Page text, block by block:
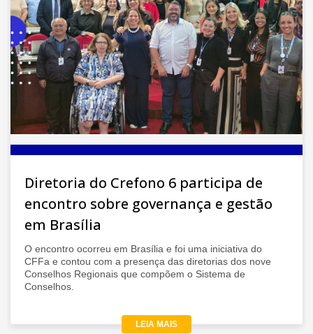
Diretoria do Crefono 6 participa de
encontro sobre governança e gestão
em Brasília
O encontro ocorreu em Brasília e foi uma iniciativa do
CFFa e contou com a presença das diretorias dos nove
Conselhos Regionais que compõem o Sistema de
Conselhos.
LEIA MAIS